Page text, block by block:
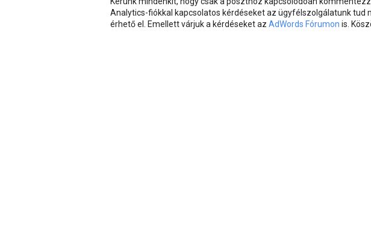
Analytics-fiókkal kapcsolatos kérdéseket az ügyfélszolgálatunk tud
érhető el. Emellett várjuk a kérdéseket az AdWords Fórumon is.